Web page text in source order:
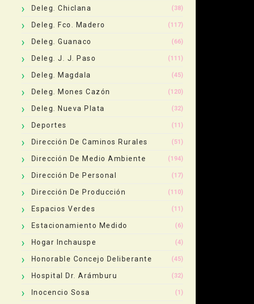
Deleg. Chiclana (38)
Deleg. Fco. Madero (117)
Deleg. Guanaco (66)
Deleg. J. J. Paso (111)
Deleg. Magdala (45)
Deleg. Mones Cazón (120)
Deleg. Nueva Plata (32)
Deportes (11)
Dirección De Caminos Rurales (51)
Dirección De Medio Ambiente (194)
Dirección De Personal (17)
Dirección De Producción (110)
Espacios Verdes (11)
Estacionamiento Medido (6)
Hogar Inchauspe (4)
Honorable Concejo Deliberante (45)
Hospital Dr. Arámburu (32)
Inocencio Sosa (1)